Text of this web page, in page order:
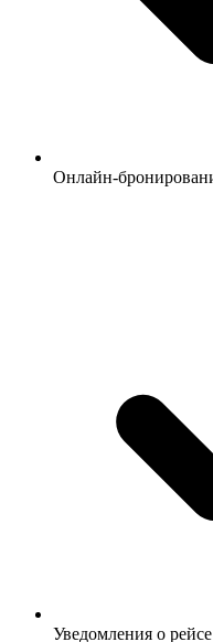
Онлайн-
Уведомления о